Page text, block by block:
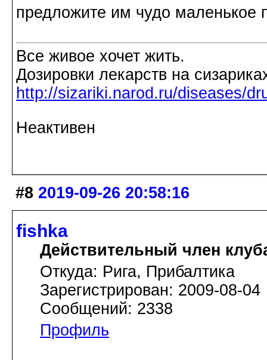
предложите им чудо маленькое
Все живое хочет жить.
Дозировки лекарств на
http://sizariki.narod.ru/diseases/
Неактивен
#8 2019-09-26 20:58:16
fishka
Действительный член
Откуда: Рига, Прибалтика
Зарегистрирован: 2009-08-04
Сообщений: 2338
Профиль